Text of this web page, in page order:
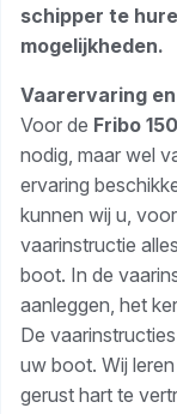
schipper te
mogelijkheden.
Vaarervaring
Voor de Fribo
nodig, maar wel
ervaring
kunnen wij u,
vaarinstructie
boot. In de
aanleggen, het
De
uw boot. Wij
gerust hart te